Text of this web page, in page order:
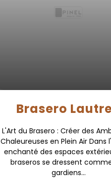
Brasero
L'Art du Brasero : Créer des
Chaleureuses en Plein Air Dans
enchanté des espaces
braseros se dressent
gardiens...